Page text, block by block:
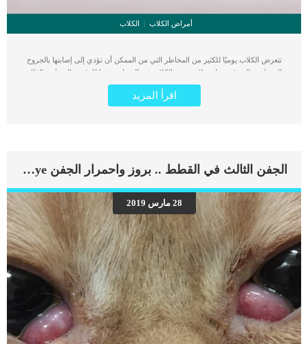
أمراض الكلاب الكلاب
تتعرض الكلاب يوميًا للكثير من المخاطر التي من الممكن أن تؤدي إلى إصابتها بالجروح
المختلفة والتي قد تحتاج علاج جروح الكلاب في المنزل توفيرا للوقت والنفقات وكذلك
لأنها لا تستحق الذهاب إلى العيادة البيطرية على سبيل المثال قد تتعرض الكلاب للدغة
حشرة في جزء من جسمها. كما أنه من الممكن أن تتعرض لإصابة في منطقة حساسة
للغاية من جسمها وهنا يتوجب علينا زيارة الطبيب البيطري فورًا وسرعة تلقي العلاج لكن
شكوك أن عظام الكلب ومفاصله قد أصيبت، توجه إلى الطبيب البيطري على الفور
تقوم بعلاج الجروح البسيطة في المنزل إذا لزم الأمر، مع الالتزام بضبط النفس واستخدام
كمامة أثناء قيامك بعلاج الكلب. اقرأ أيضا: هل يصلح الصابون العادي بديل شامبو
استحمام الكلاب الأدوات اللازمة في الإسعافات الأولية في الكلاب كيفية فض عراك الكلاب
وقتالهم بأمان ؟ […]
اقرأ المزيد
الجفن الثالث في القطط .. بروز واحمرار الجفن Cherry Eye
28 مارس 2019